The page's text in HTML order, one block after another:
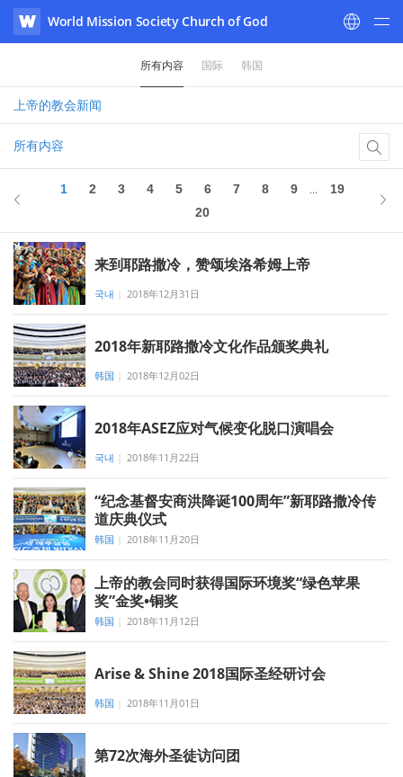
WATV
World Mission Society Church of God
所有内容 国际 韩国
上帝的教会新闻
所有内容
1 2 3 4 5 6 7 8 9 ...
19
20
来到耶路撒冷，赞颂埃洛希姆上帝
국내 2018年12月31日
2018年新耶路撒冷文化作品颁奖典礼
韩国 2018年12月02日
2018年ASEZ应对气候变化脱口演唱会
국내 2018年11月22日
“纪念基督安商洪降诞100周年”新耶路撒冷传
道庆典仪式
韩国 2018年11月20日
上帝的教会同时获得国际环境奖“绿色苹果
奖”金奖•铜奖
韩国 2018年11月12日
Arise & Shine 2018国际圣经研讨会
韩国 2018年11月01日
第72次海外圣徒访问团